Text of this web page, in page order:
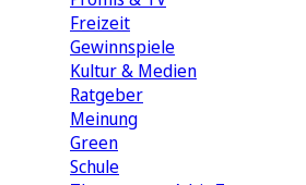
Freizeit
Gewinnspiele
Kultur & Medien
Ratgeber
Meinung
Green
Schule